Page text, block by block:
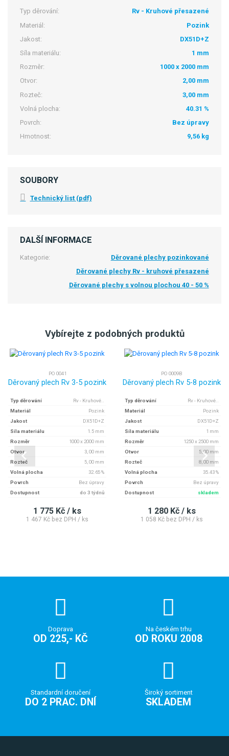
Typ děrování:
Rv - Kruhové přesazené
Materiál:
Pozink
Jakost:
DX51D+Z
Síla materiálu:
1 mm
Rozměr:
1000 x 2000 mm
Otvor:
2,00 mm
Rozteč:
3,00 mm
Volná plocha:
40.31 %
Povrch:
Bez úpravy
Hmotnost:
9,56 kg
SOUBORY
Technický list (pdf)
DALŠÍ INFORMACE
Kategorie:
Děrované plechy pozinkované
Děrované plechy Rv - kruhové přesazené
Děrované plechy s volnou plochou 40 - 50 %
Vybírejte z podobných produktů
PO 0041
Děrovaný plech Rv 3-5 pozink
Typ děrování
Rv - Kruhové..
Materiál
Pozink
Jakost
DX51D+Z
Síla materiálu
1.5 mm
Rozměr
1000 x 2000 mm
Otvor
3, 00 mm
Rozteč
5, 00 mm
Volná plocha
32.65 %
Povrch
Bez úpravy
Dostupnost
do 3 týdnů
1 775 Kč / ks
1 467 Kč bez DPH / ks
PO 0009B
Děrovaný plech Rv 5-8 pozink
Typ děrování
Rv - Kruhové..
Materiál
Pozink
Jakost
DX51D+Z
Síla materiálu
1 mm
Rozměr
1250 x 2500 mm
Otvor
5, 00 mm
Rozteč
8, 00 mm
Volná plocha
35.43 %
Povrch
Bez úpravy
Dostupnost
skladem
1 280 Kč / ks
1 058 Kč bez DPH / ks
Doprava
OD 225,- KČ
Na českém trhu
OD ROKU 2008
Standardní doručení
DO 2 PRAC. DNÍ
Široký sortiment
SKLADEM